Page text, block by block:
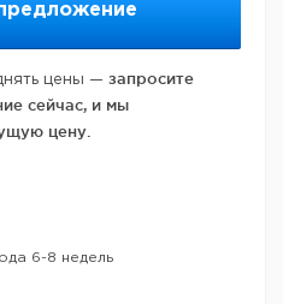
цены — запросите
сейчас, и мы
цену.
6-8 недель